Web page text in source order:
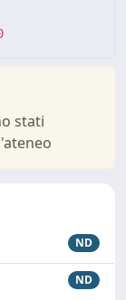
stati
ND
ND